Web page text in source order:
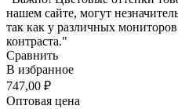
нашем сайте, могут
так как у различных
контраста."
Сравнить
В избранное
747,00 ₽
Оптовая цена